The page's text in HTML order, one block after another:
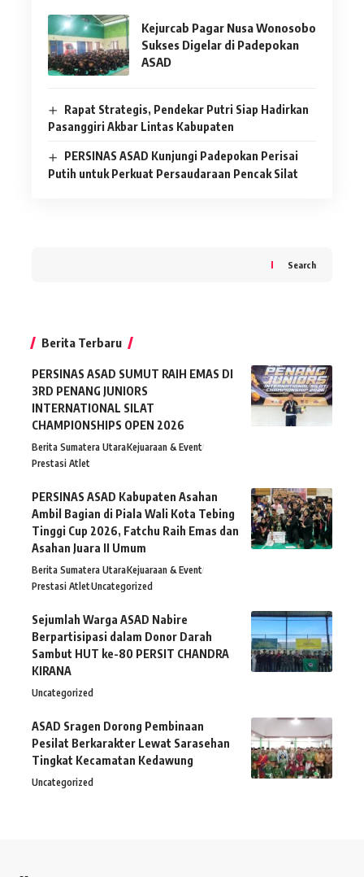
Kejurcab Pagar Nusa Wonosobo
Sukses Digelar di Padepokan
ASAD
Rapat Strategis, Pendekar Putri Siap Hadirkan
Pasanggiri Akbar Lintas Kabupaten
PERSINAS ASAD Kunjungi Padepokan Perisai
Putih untuk Perkuat Persaudaraan Pencak Silat
Search
Berita Terbaru
PERSINAS ASAD SUMUT RAIH EMAS DI
3RD PENANG JUNIORS
INTERNATIONAL SILAT
CHAMPIONSHIPS OPEN 2026
Berita Sumatera UtaraKejuaraan & Event
Prestasi Atlet
PERSINAS ASAD Kabupaten Asahan
Ambil Bagian di Piala Wali Kota Tebing
Tinggi Cup 2026, Fatchu Raih Emas dan
Asahan Juara II Umum
Berita Sumatera UtaraKejuaraan & Event
Prestasi AtletUncategorized
Sejumlah Warga ASAD Nabire
Berpartisipasi dalam Donor Darah
Sambut HUT ke-80 PERSIT CHANDRA
KIRANA
Uncategorized
ASAD Sragen Dorong Pembinaan
Pesilat Berkarakter Lewat Sarasehan
Tingkat Kecamatan Kedawung
Uncategorized